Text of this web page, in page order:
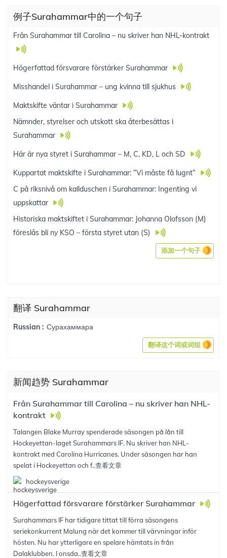
例子Surahammar中的一个句子
Från Surahammar till Carolina – nu skriver han NHL-kontrakt
Högerfattad försvarare förstärker Surahammar
Misshandel i Surahammar – ung kvinna till sjukhus
Maktskifte väntar i Surahammar
Nämnder, styrelser och utskott ska återbesättas i
Surahammar
Här är nya styret i Surahammar – M, C, KD, L och SD
Kuppartat maktskifte i Surahammar: ”Vi måste få lugnt”
C på riksnivå om kallduschen i Surahammar: Ingenting vi
uppskattar
Historiska maktskiftet i Surahammar: Johanna Olofsson (M)
föreslås bli ny KSO – första styret utan (S)
添加一个句子
翻译 Surahammar
Russian : Сурахаммара
翻译这个词或词组
新闻趋势 Surahammar
Från Surahammar till Carolina – nu skriver han NHL-
kontrakt
Talangen Blake Murray spenderade säsongen på lån till
Hockeyettan-laget Surahammars IF. Nu skriver han NHL-
kontrakt med Carolina Hurricanes. Under säsongen har han
spelat i Hockeyettan och f..查看文章
hockeysverige
Högerfattad försvarare förstärker Surahammar
Surahammars IF har tidigare tittat till förra säsongens
seriekonkurrent Malung när det kommer till värvningar inför
hösten. Nu har ytterligare en spelare hämtats in från
Dalaklubben. I onsda..查看文章